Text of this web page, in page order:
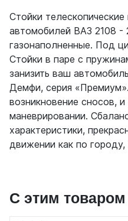
Стойки
автомобилей ВАЗ 2108 -
газонаполненные. Под
Стойки в паре с
занизить ваш
Демфи, серия
возникновение сносов,
маневрировании.
характеристики,
движении как по городу,
С этим